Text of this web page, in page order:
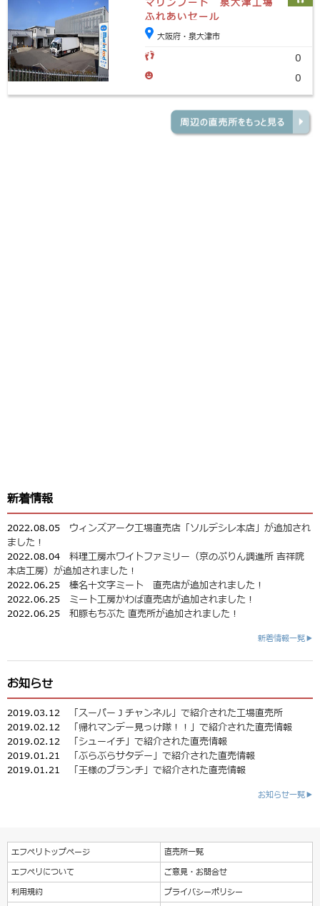
マリンフード 泉大津工場
ふれあいセール
大阪府・泉大津市
0
0
新着情報
2022.08.05 ウィンズアーク工場直売店「ソルデシレ本店」が追加され
ました！
2022.08.04 料理工房ホワイトファミリー（京のぷりん調進所 吉祥院
本店工房）が追加されました！
2022.06.25 榛名十文字ミート 直売店が追加されました！
2022.06.25 ミート工房かわば直売店が追加されました！
2022.06.25 和豚もちぶた 直売所が追加されました！
新着情報一覧▶
お知らせ
2019.03.12
「スーパーＪチャンネル」で紹介された工場直売所
2019.02.12
「帰れマンデー見っけ隊！！」で紹介された直売情報
2019.02.12
「シューイチ」で紹介された直売情報
2019.01.21
「ぶらぶらサタデー」で紹介された直売情報
2019.01.21
「王様のブランチ」で紹介された直売情報
お知らせ一覧▶
エフペリトップページ
直売所一覧
エフペリについて
ご意見・お問合せ
利用規約
プライバシーポリシー